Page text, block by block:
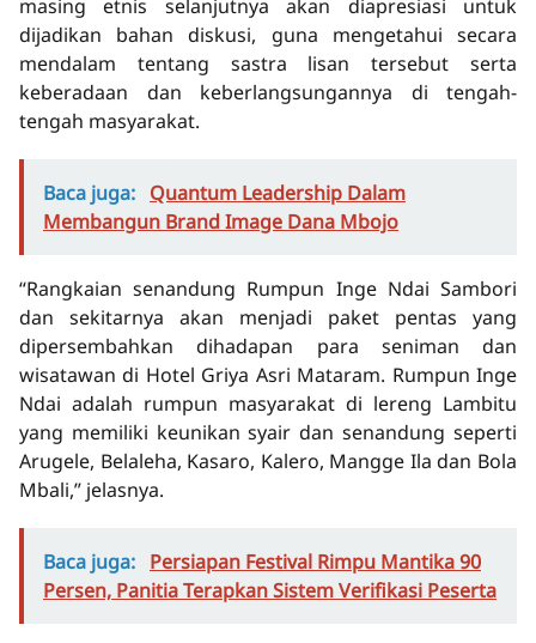
masing etnis selanjutnya akan diapresiasi untuk
dijadikan bahan diskusi, guna mengetahui secara
mendalam tentang sastra lisan tersebut serta
keberadaan dan keberlangsungannya di tengah-
tengah masyarakat.
Baca juga: Quantum Leadership Dalam
Membangun Brand Image Dana Mbojo
“Rangkaian senandung Rumpun Inge Ndai Sambori
dan sekitarnya akan menjadi paket pentas yang
dipersembahkan dihadapan para seniman dan
wisatawan di Hotel Griya Asri Mataram. Rumpun Inge
Ndai adalah rumpun masyarakat di lereng Lambitu
yang memiliki keunikan syair dan senandung seperti
Arugele, Belaleha, Kasaro, Kalero, Mangge Ila dan Bola
Mbali,” jelasnya.
Baca juga: Persiapan Festival Rimpu Mantika 90
Persen, Panitia Terapkan Sistem Verifikasi Peserta